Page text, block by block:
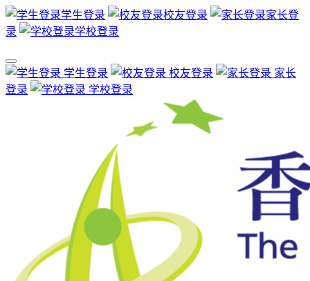
学生登录 校友登录
家长登
录
学校登录
学生登录 校友登录
家长
登录
学校登录